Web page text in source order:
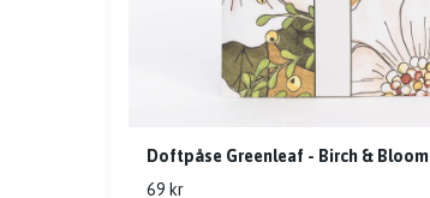
Doftpåse Greenleaf - Birch & Bloom
69 kr